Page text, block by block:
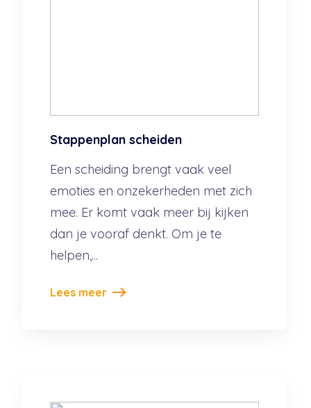
Stappenplan scheiden
Een scheiding brengt vaak veel
emoties en onzekerheden met zich
mee. Er komt vaak meer bij kijken
dan je vooraf denkt. Om je te
helpen,...
Lees meer